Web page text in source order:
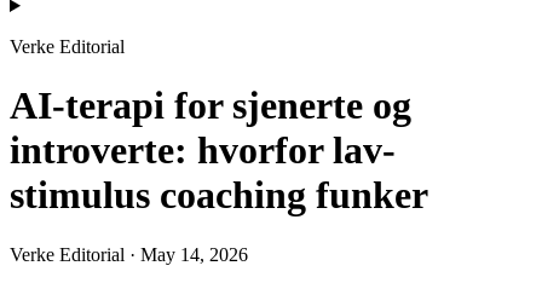
Verke Editorial
AI-terapi for sjenerte og
introverte: hvorfor lav-
stimulus coaching funker
Verke Editorial · May 14, 2026